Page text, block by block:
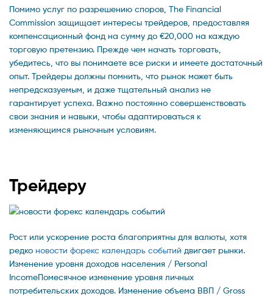
Помимо услуг по разрешению споров, The Financial
Commission защищает интересы трейдеров, предоставляя
компенсационный фонд на сумму до €20,000 на каждую
торговую претензию. Прежде чем начать торговать,
убедитесь, что вы понимаете все риски и имеете достаточный
опыт. Трейдеры должны помнить, что рынок может быть
непредсказуемым, и даже тщательный анализ не
гарантирует успеха. Важно постоянно совершенствовать
свои знания и навыки, чтобы адаптироваться к
изменяющимся рыночным условиям.
Трейдеру
Рост или ускорение роста благоприятны для валюты, хотя
редко новости форекс календарь событий двигает рынки.
Изменение уровня доходов населения / Personal
IncomeПомесячное изменение уровня личных
потребительских доходов. Изменение объема ВВП / Gross